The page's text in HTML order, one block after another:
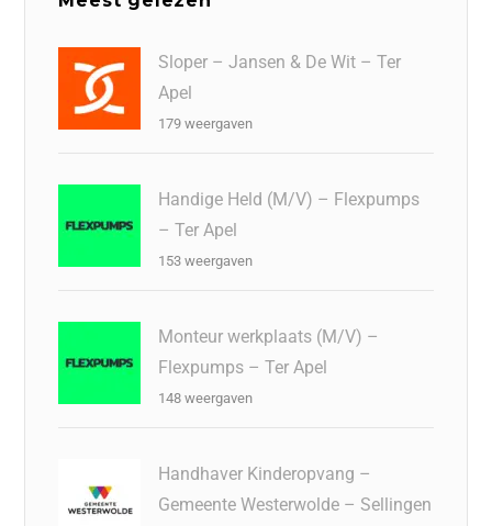
Sloper – Jansen & De Wit – Ter
Apel
179 weergaven
Handige Held (M/V) – Flexpumps
– Ter Apel
153 weergaven
Monteur werkplaats (M/V) –
Flexpumps – Ter Apel
148 weergaven
Handhaver Kinderopvang –
Gemeente Westerwolde – Sellingen